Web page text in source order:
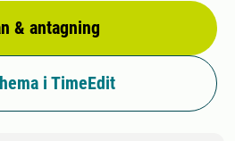
& antagning
i TimeEdit